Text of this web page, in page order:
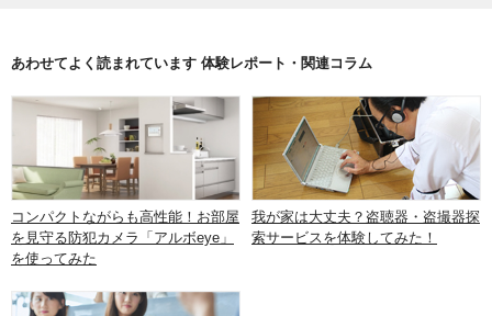
あわせてよく読まれています 体験レポート・関連コラム
コンパクトながらも高性能！お部屋
を見守る防犯カメラ「アルボeye」
を使ってみた
我が家は大丈夫？盗聴器・盗撮器探
索サービスを体験してみた！